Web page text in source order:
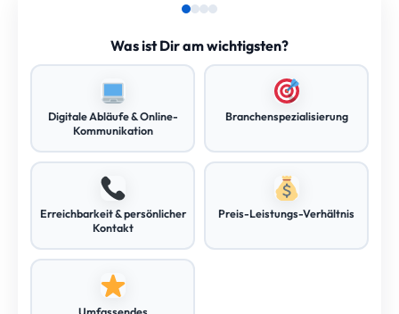
Was ist Dir am wichtigsten?
Digitale Abläufe & Online-
Kommunikation
Branchenspezialisierung
Erreichbarkeit & persönlicher
Kontakt
Preis-Leistungs-Verhältnis